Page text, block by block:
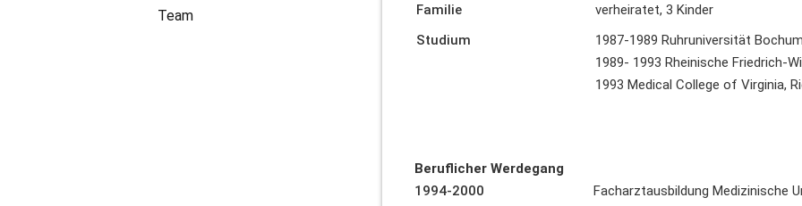
Familie
verheiratet, 3 Kinder
Studium
1987-1989 Ruhruniversität Bochum
1989- 1993 Rheinische Friedrich-
1993 Medical College of Virginia,
Beruflicher Werdegang
1994-2000
Facharztausbildung Medizinische
Team